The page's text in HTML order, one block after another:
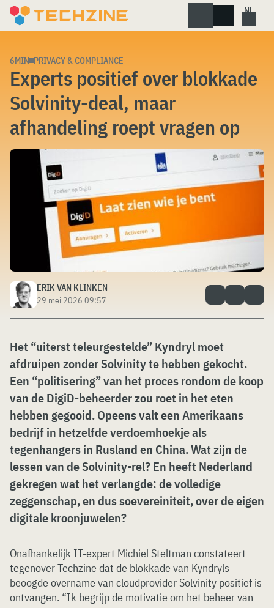
Skip
6MIN PRIVACY & COMPLIANCE
Experts positief over blokkade
Solvinity-deal, maar
afhandeling roept vragen op
ERIK VAN KLINKEN
29 mei 2026 09:57
Het “uiterst teleurgestelde” Kyndryl moet
afdruipen zonder Solvinity te hebben gekocht.
Een “politisering” van het proces rondom de koop
van de DigiD-beheerder zou roet in het eten
hebben gegooid. Opeens valt een Amerikaans
bedrijf in hetzelfde verdoemhoekje als
tegenhangers in Rusland en China. Wat zijn de
lessen van de Solvinity-rel? En heeft Nederland
gekregen wat het verlangde: de volledige
zeggenschap, en dus soevereiniteit, over de eigen
digitale kroonjuwelen?
Onafhankelijk IT-expert Michiel Steltman constateert
tegenover Techzine dat de blokkade van Kyndryls
beoogde overname van cloudprovider Solvinity positief is
ontvangen. “Ik begrijp de motivatie om het beheer van